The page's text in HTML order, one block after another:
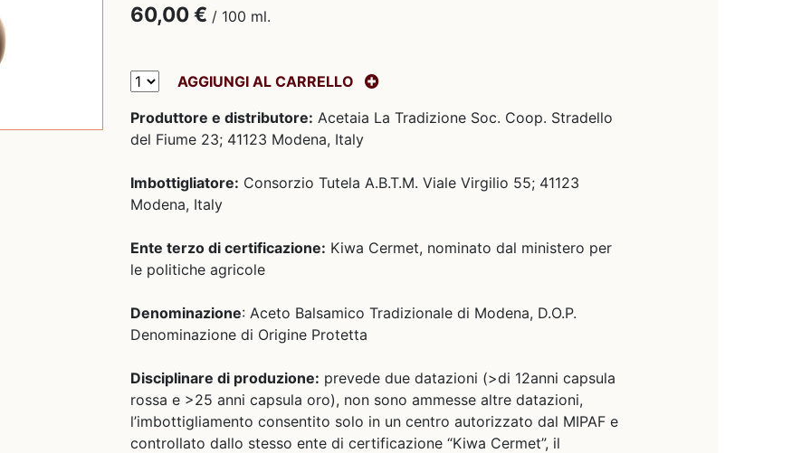
60,00 € / 100 ml.
AGGIUNGI AL CARRELLO
Produttore e distributore: Acetaia La Tradizione Soc. Coop. Stradello
del Fiume 23; 41123 Modena, Italy
Imbottigliatore: Consorzio Tutela A.B.T.M. Viale Virgilio 55; 41123
Modena, Italy
Ente terzo di certificazione: Kiwa Cermet, nominato dal ministero per
le politiche agricole
Denominazione: Aceto Balsamico Tradizionale di Modena, D.O.P.
Denominazione di Origine Protetta
Disciplinare di produzione: prevede due datazioni (>di 12anni capsula
rossa e >25 anni capsula oro), non sono ammesse altre datazioni,
l’imbottigliamento consentito solo in un centro autorizzato dal MIPAF e
controllato dallo stesso ente di certificazione “Kiwa Cermet”, il